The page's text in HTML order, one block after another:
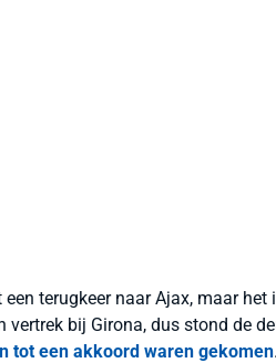
terugkeer naar Ajax, maar het
bij Girona, dus stond de
tot een akkoord waren gekomen.